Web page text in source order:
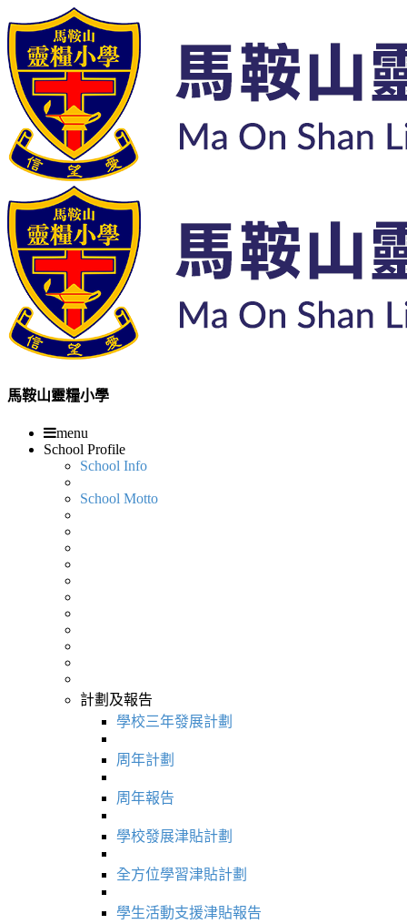
馬鞍山靈糧小學
menu
School Profile
School Info
School Motto
計劃及報告
學校三年發展計劃
周年計劃
周年報告
學校發展津貼計劃
全方位學習津貼計劃
學生活動支援津貼報告